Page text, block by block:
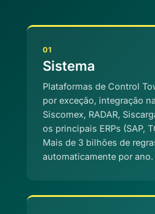
01
Sistema
Plataformas de Control
por exceção, integração
Siscomex, RADAR,
os principais ERPs (SAP,
Mais de 3 bilhões de
automaticamente por ano.